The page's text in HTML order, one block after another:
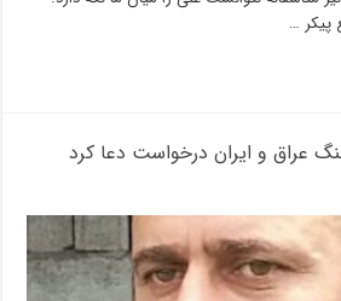
پیکر …
عراق و ایران درخواست دعا کرد